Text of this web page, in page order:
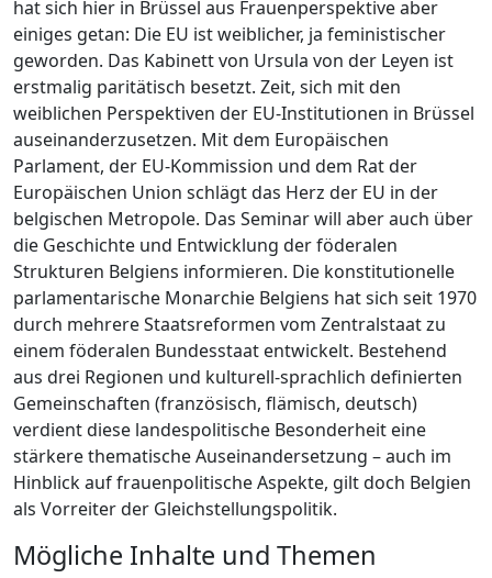
hat sich hier in Brüssel aus Frauenperspektive aber
einiges getan: Die EU ist weiblicher, ja feministischer
geworden. Das Kabinett von Ursula von der Leyen ist
erstmalig paritätisch besetzt. Zeit, sich mit den
weiblichen Perspektiven der EU-Institutionen in Brüssel
auseinanderzusetzen. Mit dem Europäischen
Parlament, der EU-Kommission und dem Rat der
Europäischen Union schlägt das Herz der EU in der
belgischen Metropole. Das Seminar will aber auch über
die Geschichte und Entwicklung der föderalen
Strukturen Belgiens informieren. Die konstitutionelle
parlamentarische Monarchie Belgiens hat sich seit 1970
durch mehrere Staatsreformen vom Zentralstaat zu
einem föderalen Bundesstaat entwickelt. Bestehend
aus drei Regionen und kulturell-sprachlich definierten
Gemeinschaften (französisch, flämisch, deutsch)
verdient diese landespolitische Besonderheit eine
stärkere thematische Auseinandersetzung – auch im
Hinblick auf frauenpolitische Aspekte, gilt doch Belgien
als Vorreiter der Gleichstellungspolitik.
Mögliche Inhalte und Themen